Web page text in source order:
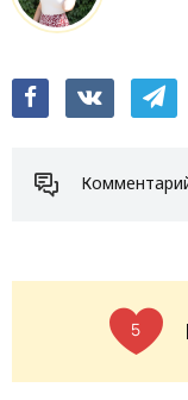
5